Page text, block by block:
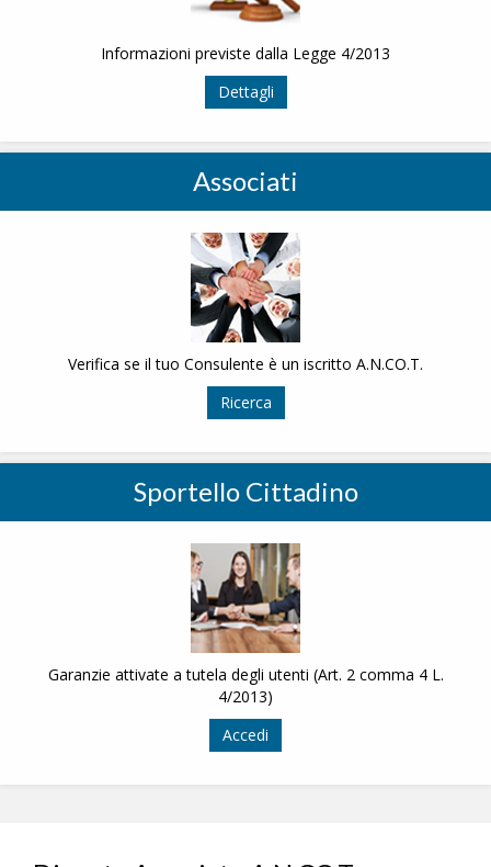
Informazioni previste dalla Legge 4/2013
Dettagli
Associati
Verifica se il tuo Consulente è un iscritto A.N.CO.T.
Ricerca
Sportello Cittadino
Garanzie attivate a tutela degli utenti (Art. 2 comma 4 L.
4/2013)
Accedi